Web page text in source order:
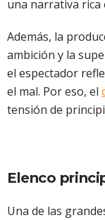
una narrativa rica
Además, la
ambición y la
el espectador
el mal. Por eso, el
tensión de
Elenco
Una de las